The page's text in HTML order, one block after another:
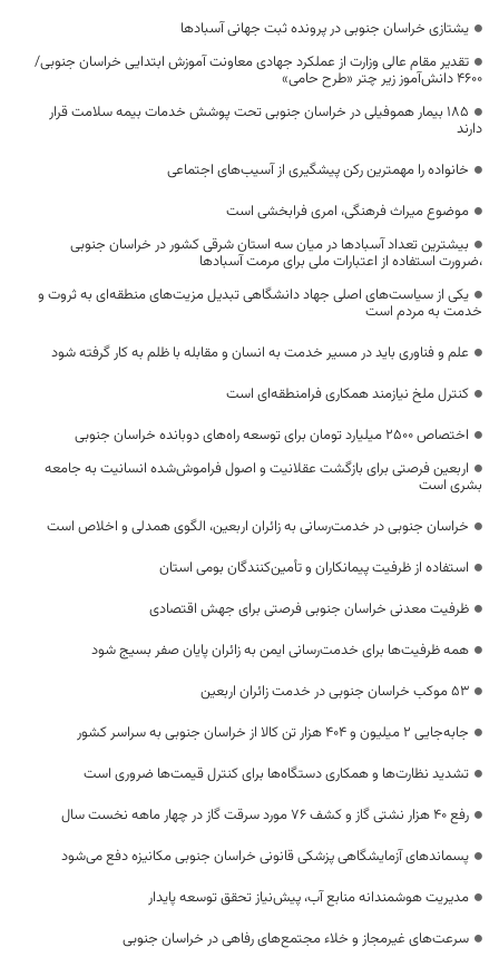
یشتازی خراسان جنوبی در پرونده ثبت جهانی آسبادها
تقدیر مقام عالی وزارت از عملکرد جهادی معاونت آموزش ابتدایی خراسان جنوبی/
۴۶۰۰ دانش‌آموز زیر چتر «طرح حامی»
۱۸۵ بیمار هموفیلی در خراسان جنوبی تحت پوشش خدمات بیمه سلامت قرار
دارند
خانواده را مهمترین رکن پیشگیری از آسیب‌های اجتماعی
موضوع میراث فرهنگی، امری فرابخشی است
بیشترین تعداد آسبادها در میان سه استان شرقی کشور در خراسان جنوبی
،ضرورت استفاده از اعتبارات ملی برای مرمت آسبادها
یکی از سیاست‌های اصلی جهاد دانشگاهی تبدیل مزیت‌های منطقه‌ای به ثروت و
خدمت به مردم است
علم و فناوری باید در مسیر خدمت به انسان و مقابله با ظلم به کار گرفته شود
کنترل ملخ نیازمند همکاری فرامنطقه‌ای است
اختصاص 2500 میلیارد تومان برای توسعه راه‌های دوبانده خراسان جنوبی
اربعین فرصتی برای بازگشت عقلانیت و اصول فراموش‌شده انسانیت به جامعه
بشری است
خراسان جنوبی در خدمت‌رسانی به زائران اربعین، الگوی همدلی و اخلاص است
استفاده از ظرفیت پیمانکاران و تأمین‌کنندگان بومی استان
ظرفیت معدنی خراسان جنوبی فرصتی برای جهش اقتصادی
همه ظرفیت‌ها برای خدمت‌رسانی ایمن به زائران پایان صفر بسیج شود
53 موکب خراسان جنوبی در خدمت زائران اربعین
جابه‌جایی 2 میلیون و 404 هزار تن کالا از خراسان جنوبی به سراسر کشور
تشدید نظارت‌ها و همکاری دستگاه‌ها برای کنترل قیمت‌ها ضروری است
رفع 40 هزار نشتی گاز و کشف 76 مورد سرقت گاز در چهار ماهه نخست سال
پسماندهای آزمایشگاهی پزشکی قانونی خراسان جنوبی مکانیزه دفع می‌شود
مدیریت هوشمندانه منابع آب، پیش‌نیاز تحقق توسعه پایدار
سرعت‌های غیرمجاز و خلاء مجتمع‌های رفاهی در خراسان جنوبی